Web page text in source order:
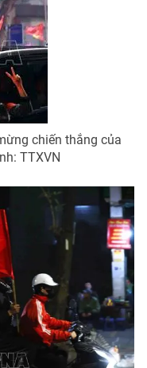
thao
sản
Việt
chiến thắng của
TTXVN